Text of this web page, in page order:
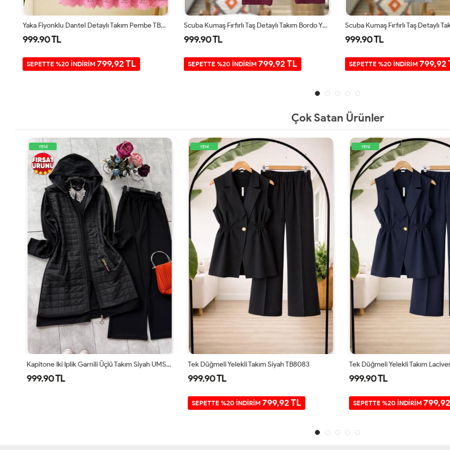
Yaka Fiyonklu Dantel Detaylı Takım Pembe TB80108
999.90 TL
SEPETTE %20 İNDİRİM 799,92 TL
Scuba Kumaş Fırfırlı Taş Detaylı Takım Bordo YRN30520
999.90 TL
SEPETTE %20 İNDİRİM 799,92 TL
999.90 TL
SEPETTE %20 İNDİRİM 799,92
Çok Satan Ürünler
YENİ
Kapitone Iki Iplik Garnili Üçlü Takım Siyah UMS5007
999.90 TL
YENİ
Tek Düğmeli Yelekli Takım Siyah TB8083
999.90 TL
SEPETTE %20 İNDİRİM799,92 TL
YENİ
Tek Düğmeli Yelekli Takım
999.90 TL
SEPETTE %20 İNDİRİM799,92